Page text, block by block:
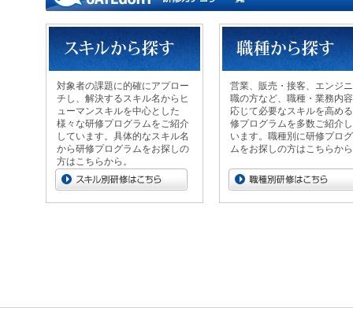
対象者の課題に的確にアプロー
チし、解決するスキル名からヒ
ューマンスキルを中心とした
様々な研修プログラムをご紹介
しています。具体的なスキル名
から研修プログラムをお探しの
方はこちらから。
営業、販売・接客、エンジ
職の方など、職種・業務内
応じて必要なスキルを高め
修プログラムを多数ご紹介
います。職種別に研修プロ
ムをお探しの方はこちらか